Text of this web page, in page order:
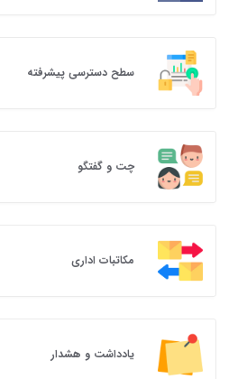
سطح دسترسی پیشرفته
چت و گفتگو
مکاتبات اداری
یادداشت و هشدار